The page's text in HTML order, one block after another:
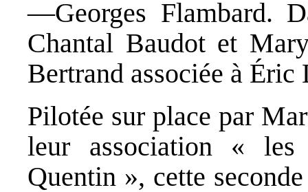
—Georges Flambard.
Chantal Baudot et
Bertrand associée à Éric
Pilotée sur place par
leur association «
Quentin », cette